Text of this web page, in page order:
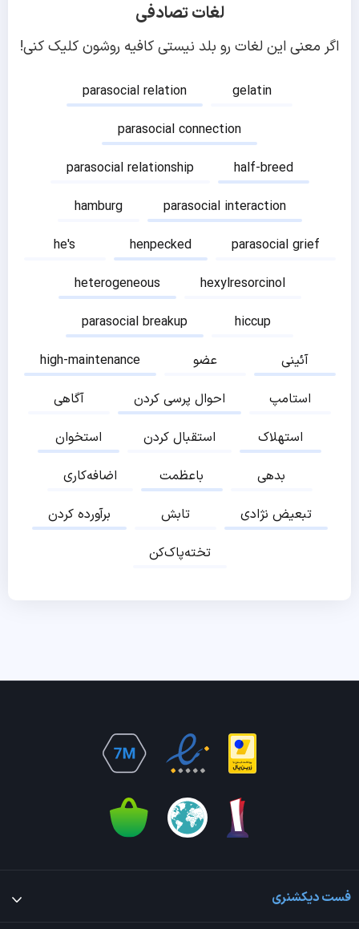
لغات تصادفی
اگر معنی این لغات رو بلد نیستی کافیه روشون کلیک کنی!
parasocial relation
gelatin
parasocial connection
parasocial relationship
half-breed
hamburg
parasocial interaction
he's
henpecked
parasocial grief
heterogeneous
hexylresorcinol
parasocial breakup
hiccup
high-maintenance
عضو
آئینی
آگاهی
احوال پرسی کردن
استامپ
استخوان
استقبال کردن
استهلاک
اضافه‌کاری
باعظمت
بدهی
برآورده کردن
تابش
تبعیض نژادی
تخته‌پاک‌کن
فست دیکشنری